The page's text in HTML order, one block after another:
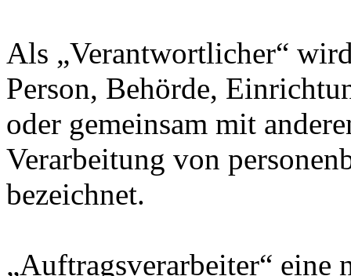
Als „Verantwortlicher“
Person, Behörde,
oder gemeinsam mit
Verarbeitung von
bezeichnet.
„Auftragsverarbeiter“ eine